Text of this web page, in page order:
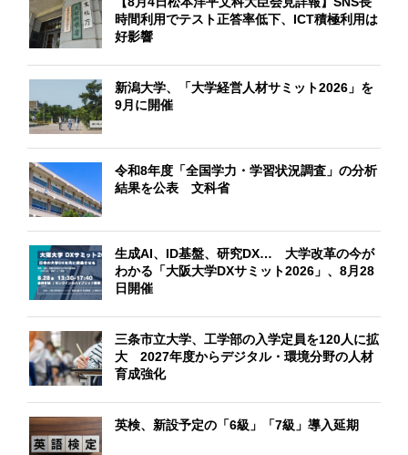
時間利用でテスト正答率低下、ICT積極利用は
好影響
新潟大学、「大学経営人材サミット2026」を
9月に開催
令和8年度「全国学力・学習状況調査」の分析
結果を公表 文科省
生成AI、ID基盤、研究DX… 大学改革の今が
わかる「大阪大学DXサミット2026」、8月28
日開催
三条市立大学、工学部の入学定員を120人に拡
大 2027年度からデジタル・環境分野の人材
育成強化
英検、新設予定の「6級」「7級」導入延期